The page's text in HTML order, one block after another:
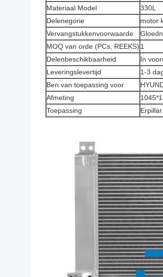
Materiaal Model
330L
Delenegorie
motor
Vervangstukkenvoorwaarde
MOQ van orde (PCs, REEKS) 1
Delenbeschikbaarheid
In
Leveringslevertijd
1-3
Ben van toepassing voor
Afmeting
Toepassing
Erpillar